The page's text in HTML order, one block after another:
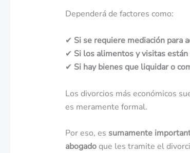
Dependerá de factores como:
✔ Si se requiere mediación para
✔ Si los alimentos y visitas
✔ Si hay bienes que liquidar o
Los divorcios más económicos
es meramente formal.
Por eso, es sumamente
abogadoque les tramite el